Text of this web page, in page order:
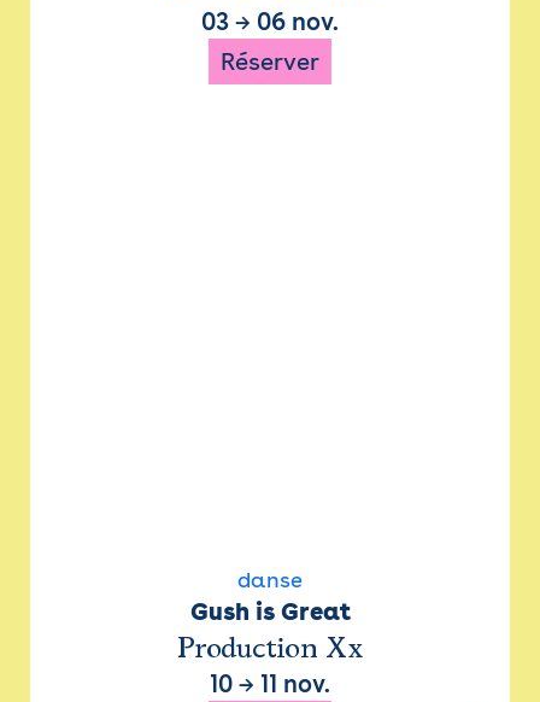
03 → 06 nov.
Réserver
danse
Gush is Great
Production Xx
10 → 11 nov.